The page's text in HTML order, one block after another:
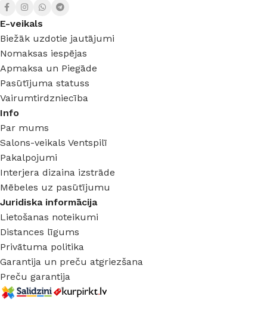
E-veikals
Biežāk uzdotie jautājumi
Nomaksas iespējas
Apmaksa un Piegāde
Pasūtījuma statuss
Vairumtirdzniecība
Info
Par mums
Salons-veikals Ventspilī
Pakalpojumi
Interjera dizaina izstrāde
Mēbeles uz pasūtījumu
Juridiska informācija
Lietošanas noteikumi
Distances līgums
Privātuma politika
Garantija un preču atgriezšana
Preču garantija